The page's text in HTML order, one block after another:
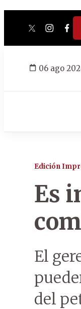
twitter
06 ago
Edición
Es
El
del